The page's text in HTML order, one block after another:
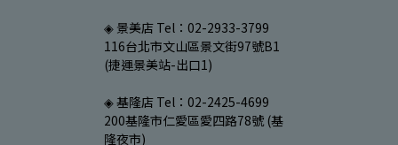
◈ 景美店 Tel：02-2933-3799
116台北市文山區景文街97號B1
(捷運景美站-出口1)
◈ 基隆店 Tel：02-2425-4699
200基隆市仁愛區愛四路78號 (基
隆夜市)